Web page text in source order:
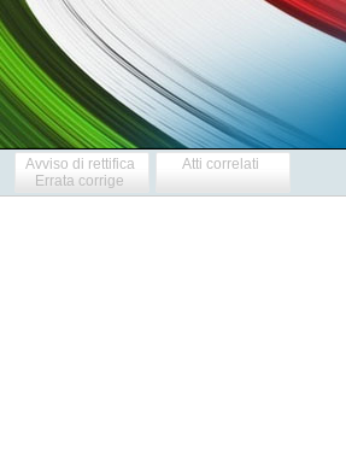
Avviso di rettifica
Errata corrige
Atti correlati